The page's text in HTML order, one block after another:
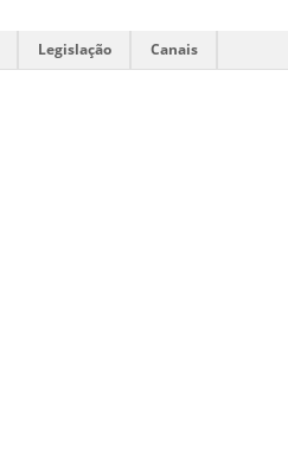
Legislação Canais